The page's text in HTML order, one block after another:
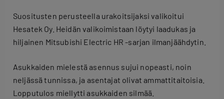
Suositusten perusteella urakoitsijaksi valikoitui
Hesatek Oy. Heidän valikoimistaan löytyi laadukas ja
hiljainen Mitsubishi Electric HR -sarjan ilmanjäähdytin.
Asukkaiden mielestä asennus sujui nopeasti, noin
neljässä tunnissa, ja asentajat olivat ammattitaitoisia.
Lopputulos miellytti asukkaiden silmää.